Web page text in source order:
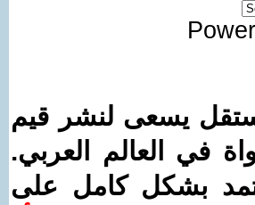
يسعى لنشر قيم
في العالم العربي.
بشكل كامل على